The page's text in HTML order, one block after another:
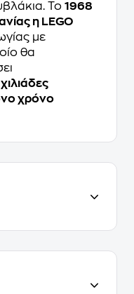
Το 1968
η LEGO
με
θα
χρόνο